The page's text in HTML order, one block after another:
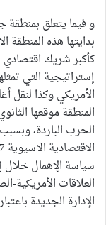
و فيما يتعلق
بدايتها هذه المنطقة
كأكبر شريك اقتصادي
إستراتيجية التي
الأمريكي وكذا لنقل
المنطقة موقعها
الحرب الباردة،
سياسة الإهمال
العلاقات
الإدارة الجديدة